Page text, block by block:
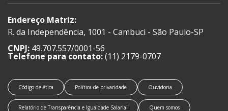
Endereço Matriz:
R. da Independência, 1001 - Cambuci - São Paulo-SP
CNPJ: 49.707.557/0001-56
Telefone para contato:(11) 2179-0707
Código de ética Política de privacidade Ouvidoria
Relatório de Transparência e Igualdade Salarial Quem somos